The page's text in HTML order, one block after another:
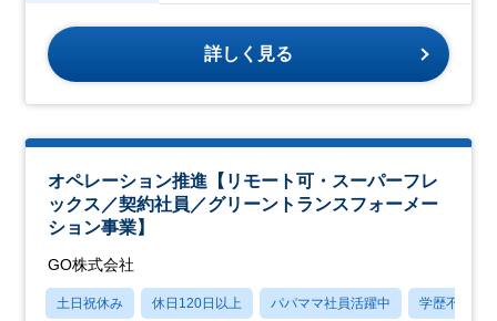
詳しく見る
オペレーション推進【リモート可・スーパーフレ
ックス／契約社員／グリーントランスフォーメー
ション事業】
GO株式会社
土日祝休み 休日120日以上 パパママ社員活躍中 学歴不問